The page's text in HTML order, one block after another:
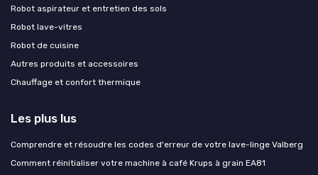
Robot aspirateur et entretien des sols
Robot lave-vitres
Robot de cuisine
Autres produits et accessoires
Chauffage et confort thermique
Les plus lus
Comprendre et résoudre les codes d'erreur de votre lave-linge Valberg
Comment réinitialiser votre machine à café Krups à grain EA81